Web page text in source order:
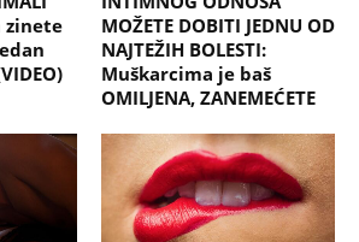
zinete
MOŽETE DOBITI JEDNU OD
NAJTEŽIH BOLESTI:
Muškarcima je baš
OMILJENA, ZANEMEĆETE